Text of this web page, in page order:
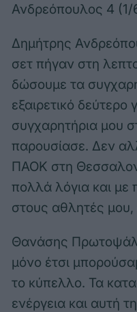
Ανδρεόπουλος 4 (1/
Δημήτρης
σετ πήγαν στη
δώσουμε τα
εξαιρετικό
συγχαρητήρια μου
παρουσίασε. Δεν
ΠΑΟΚ στη
πολλά λόγια και
στους αθλητές μου,
Θανάσης
μόνο έτσι
το κύπελλο. Τα
ενέργεια και αυτή